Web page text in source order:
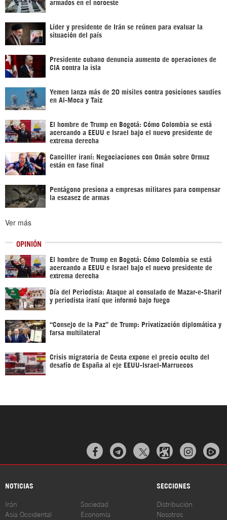
armados en el noroeste
Líder y presidente de Irán se reúnen para evaluar la
situación del país
Presidente cubano denuncia aumento de operaciones de
CIA contra la isla
Yemen lanza más de 20 misiles contra posiciones saudíes
en Al-Moca y Taiz
El hombre de Trump en Bogotá: Cómo Colombia se está
acercando a EEUU e Israel bajo el nuevo presidente de
extrema derecha
Canciller iraní: Negociaciones con Omán sobre Ormuz
están en fase final
Pentágono presiona a empresas militares para compensar
la escasez de armas
Ver más
OPINIÓN
El hombre de Trump en Bogotá: Cómo Colombia se está
acercando a EEUU e Israel bajo el nuevo presidente de
extrema derecha
Día del Periodista: Ataque al consulado de Mazar-e-Sharif
y periodista iraní que informó bajo fuego
“Consejo de la Paz” de Trump: Privatización diplomática y
farsa multilateral
Crisis migratoria de Ceuta expone el precio oculto del
desafío de España al eje EEUU-Israel-Marruecos
  
NOTICIAS SECCIONES
Irán
Asia Occidental
Sociedad
Economía
Distribución
Nosotros